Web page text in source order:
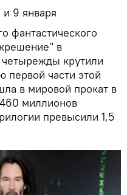
9 января
фантастического
в
крутили
первой части этой
в мировой прокат в
миллионов
превысили 1,5